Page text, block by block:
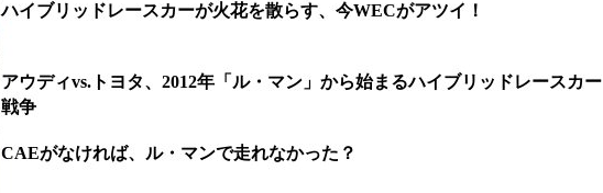
ハイブリッドレースカーが火花を散らす、今WECがアツイ！
アウディvs.トヨタ、2012年「ル・マン」から始まるハイブリッドレースカー
戦争
CAEがなければ、ル・マンで走れなかった？